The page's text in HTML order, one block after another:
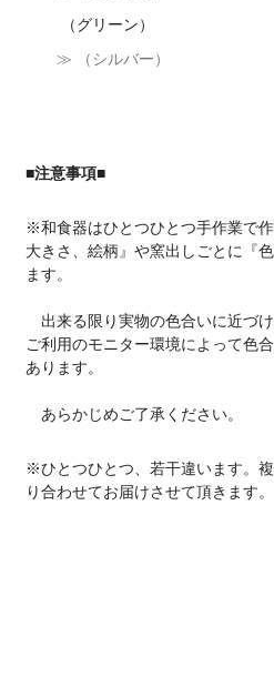
（グリーン）
≫ （シルバー）
■注意事項■
※和食器はひとつひとつ手作業で作
大きさ、絵柄』や窯出しごとに『
ます。
出来る限り実物の色合いに近づけ
ご利用のモニター環境によって色
あります。
あらかじめご了承ください。
※ひとつひとつ、若干違います。
り合わせてお届けさせて頂きます。